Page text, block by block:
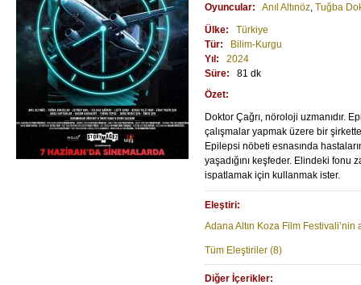
Oyuncular:
Anıl Altınöz, Tuğba
Ülke:
Türkiye
Tür:
Bilim-Kurgu
Yıl:
2024
Süre:
81 dk
Özet:
Doktor Çağrı, nöroloji uzmanıdır.
çalışmalar yapmak üzere bir
Epilepsi nöbeti esnasında
yaşadığını keşfeder. Elindeki fonu
ispatlamak için kullanmak ister.
Eleştiri:
Adana Altın Koza Film Festivali’nin
Tüm Eleştiriler (8)
Diğer İçerikler: